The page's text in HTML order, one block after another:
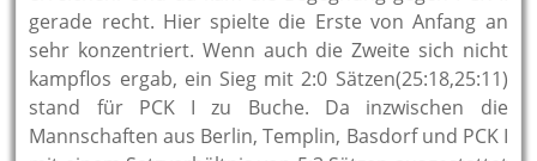
gerade recht. Hier spielte die Erste von Anfang an
sehr konzentriert. Wenn auch die Zweite sich nicht
kampflos ergab, ein Sieg mit 2:0 Sätzen(25:18,25:11)
stand für PCK I zu Buche. Da inzwischen die
Mannschaften aus Berlin, Templin, Basdorf und PCK I